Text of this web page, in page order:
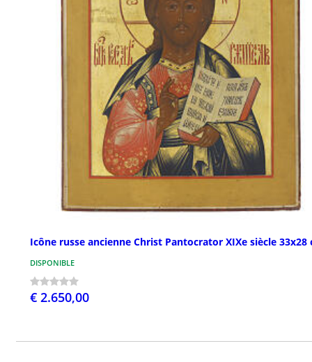
Icône russe ancienne Christ Pantocrator XIXe siècle 33x28
DISPONIBLE
€ 2.650,00